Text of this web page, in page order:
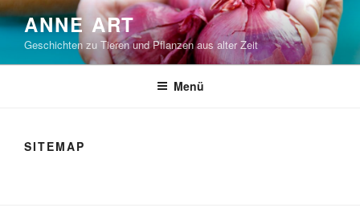
Zum
Inhalt
springen
ANNE ART
Geschichten zu Tieren und Pflanzen aus alter Zeit
Menü
SITEMAP